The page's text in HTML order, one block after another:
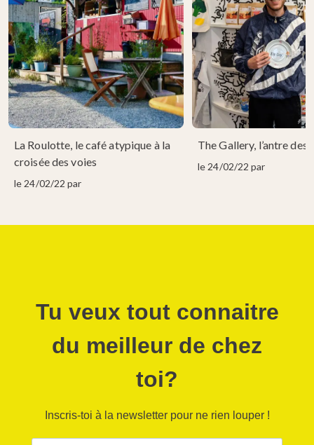
La Roulotte, le café atypique à la
croisée des voies
le 24/02/22 par
The Gallery, l’antre des
le 24/02/22 par